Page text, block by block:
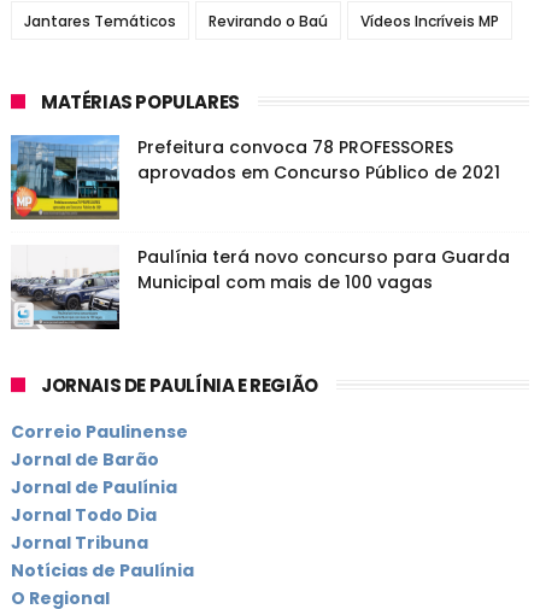
Jantares Temáticos Revirando o Baú Vídeos Incríveis MP
MATÉRIAS POPULARES
Prefeitura convoca 78 PROFESSORES
aprovados em Concurso Público de 2021
Paulínia terá novo concurso para Guarda
Municipal com mais de 100 vagas
JORNAIS DE PAULÍNIA E REGIÃO
Correio Paulinense
Jornal de Barão
Jornal de Paulínia
Jornal Todo Dia
Jornal Tribuna
Notícias de Paulínia
O Regional